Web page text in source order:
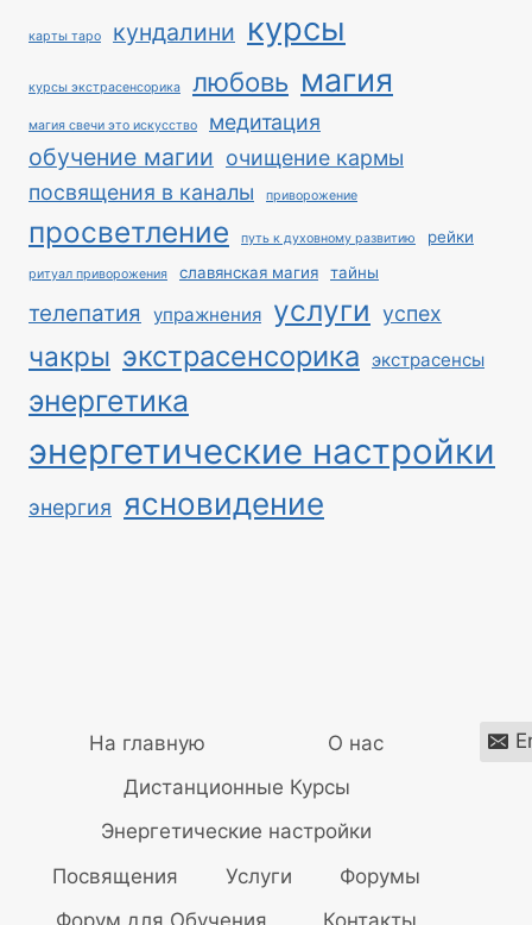
карты таро кундалини курсы
курсы экстрасенсорика любовь магия
магия свечи это искусство медитация
обучение магии очищение кармы
посвящения в каналы
приворожение
просветление путь к духовному развитию рейки
ритуал приворожения славянская магия тайны
телепатия упражнения услуги успех
чакры экстрасенсорика экстрасенсы
энергетика
энергетические настройки
энергия ясновидение
На главную
О нас
Дистанционные Курсы
Энергетические настройки
Посвящения
Услуги
Форумы
Форум для Обучения
Контакты